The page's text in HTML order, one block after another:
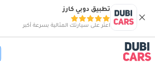
تطبيق دوبي كارز
اعثر على سيارتك المثالية بسرعة أكبر